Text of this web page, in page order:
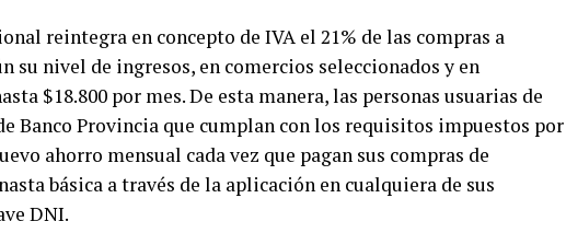
reintegra en concepto de IVA el 21% de las compras a
su nivel de ingresos, en comercios seleccionados y en
$18.800 por mes. De esta manera, las personas usuarias de
Provincia que cumplan con los requisitos impuestos por
ahorro mensual cada vez que pagan sus compras de
básica a través de la aplicación en cualquiera de sus
DNI.